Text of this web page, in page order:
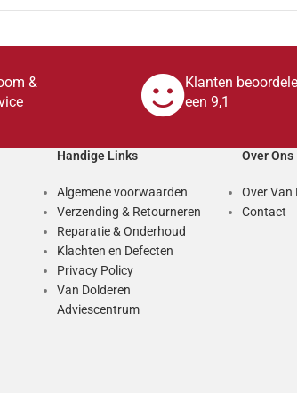
&
Klanten
een 9,1
Handige Links
Algemene voorwaarden
Verzending & Retourneren
Reparatie & Onderhoud
Klachten en Defecten
Privacy Policy
Van Dolderen
Adviescentrum
Over Ons
Over Van
Contact